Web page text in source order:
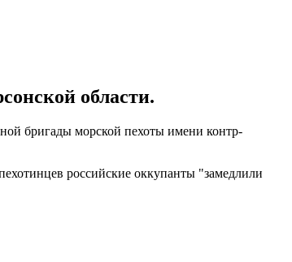
области.
бригады морской пехоты имени контр-
российские оккупанты "замедлили